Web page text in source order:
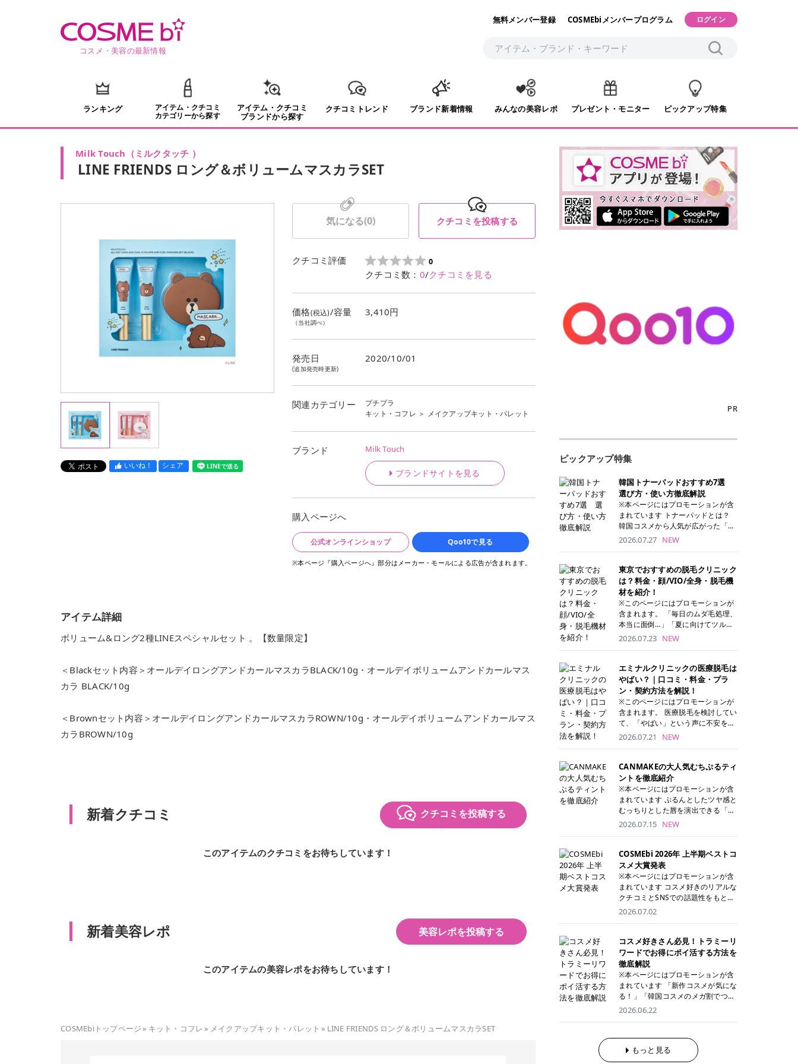
コスメ・美容の最新情報
無料メンバー登録 COSMEbiメンバープログラム ログイン
ランキング
アイテム・クチコミ
カテゴリーから探す
アイテム・クチコミ
ブランドから探す
クチコミトレンド ブランド新着情報 みんなの美容レポ プレゼント・モニター ピックアップ特集
Milk Touch （ ミルクタッチ ）
LINE FRIENDS ロング＆ボリュームマスカラSET
いいね！ シェア LINEで送る
気になる(0) クチコミを投稿する
クチコミ評価 0
クチコミ数： 0/クチコミを見る
価格(税込)/容量
（当社調べ）
3,410円
発売日
(追加発売時更新)
2020/10/01
関連カテゴリー
プチプラ
キット・コフレ ＞ メイクアップキット・パレット
ブランド Milk Touch
ブランドサイトを見る
購入ページへ
公式オンラインショップ Qoo10で見る
※本ページ『購入ページへ』部分はメーカー・モールによる広告が含まれます。
アイテム詳細
ボリューム&ロング2種LINEスペシャルセット 。【数量限定】
＜Blackセット内容＞オールデイロングアンドカールマスカラBLACK/10g・オールデイボリュームアンドカールマス
カラ BLACK/10g
＜Brownセット内容＞オールデイロングアンドカールマスカラROWN/10g・オールデイボリュームアンドカールマス
カラBROWN/10g
新着クチコミ クチコミを投稿する
このアイテムのクチコミをお待ちしています！
新着美容レポ 美容レポを投稿する
このアイテムの美容レポをお待ちしています！
COSMEbiトップページ» キット・コフレ» メイクアップキット・パレット » LINE FRIENDS ロング＆ボリュームマスカラSET
PR
ピックアップ特集
韓国トナーパッドおすすめ7選
選び方・使い方徹底解説
※本ページにはプロモーションが含
まれています トナーパッドとは？
韓国コスメから人気が広がった「ト
ナーパッド」は、化粧水や美容液を
トナーパッドは洗顔後に肌をやさし
く拭き取ることで、古い角質や余分
な皮脂汚れをオフしながら、うるお
いを与えられるのが特徴✨ さらに、
気になる部分には数分のせて部分用
パックとしても使用できるため、1
両方を叶えられます。 韓国コスメブ
ランドを中心に人気を集めていまし
たが、現在では日本でも定番のスキ
ンケアアイテムとして幅広い世代に
愛用されています。 トナーパッドの
特徴 トナーパッドと拭き取り化粧水
の違い 「トナーパッド」と「拭き取
り化粧水」はどちらも洗顔後に使用
するスキンケアアイテムですが、使
い方や特徴に違いがあります。 トナ
ーパッドは、化粧水があらかじめパ
ッドに含まれているため、コットン
を用意する手間がなく、忙しい朝で
もサッと使えるのが魅力です。 ま
た、保湿成分を豊富に配合した商品
が多く、拭き取り後にそのまま部分
用パックとして使えるトナーパッド
も増えています。 一方、拭き取り化
粧水は液体タイプのため、コットン
整しやすく、お気に入りの化粧水を
使いたい方やコストを抑えて続けた
い方にもおすすめです。 トナーパッ
ドのメリット トナーパッドは、角質
ケア・保湿ケア・部分用パックまで
1枚で行える便利なスキンケアアイ
テムです。 ここでは、トナーパッド
す。 古い角質や皮脂汚れをやさしく
オフ トナーパッドを使用すること
で、洗顔だけでは落としきれない古
い角質や余分な皮脂汚れをやさしく
拭き取り、なめらかな肌へ整えま
す。 保湿ケアまで1枚でできる 保湿
成分を配合したトナーパッドなら、
ケアにもぴったりです。 部分パック
としても使える 多くのトナーパッド
は、乾燥が気になる頬や額、小鼻な
2026.07.27 NEW
東京でおすすめの脱毛クリニック
は？料金・顔/VIO/全身・脱毛機
材を紹介！
※このページにはプロモーションが
含まれます。 「毎日のムダ毛処理、
本当に面倒…」「夏に向けてツルツ
ル肌になりたい！」 そう思って東京
べばいいの？と迷ってしまいますよ
ね。 この記事では、医療脱毛の基本
から、東京で特に通いやすいフレイ
アクリニック・レジーナクリニッ
ク・エミナルクリニック・リゼクリ
ニックの4院について、分かりやす
リニックを見つけて、面倒な自己処
理から卒業しちゃいましょう♪ クリ
ニック 全身＋VIO 全身＋VIO＋顔 特
徴 脱毛器 詳細 フレイアクリニック
52,800円(税込)/5回 94,600円(税
込)/5回 肌への負担に配慮しなが
ら、コストパフォーマンスも重視し
たい方に！ メディオスターモノリス
メディオスターNeXT PRO 公式サイ
ト> レジーナクリニック 52,800円
(税込)/5回 99,000円(税込)/5回 ジェ
ントルシリーズを選べるため、脱毛
機にこだわりたい方におすすめ！ ジ
ェントルマックスプロ ジェントルマ
ックスプロプラス ジェントルレーズ
プロ ソプラノチタニウム 公式サイ
ト> エミナルクリニック 49,500円
(税込)/6回 93,500円(税込)/6回 エミ
定！月々払いも安くて通いやすい ク
リスタルプロ 公式サイト> リゼクリ
ニック 109,800円(税込)/5回 144,80
0円(税込)/5回 毛質に合わせて脱毛
機を選択可能！有効期限も5年と長
くマイペースに通いやすい ラシャ
メディオスターNeXT PRO ジェント
ルYAGプロ 公式サイト> ｜そもそも
うの？ 脱毛を考えたときに、まず悩
むのが「医療脱毛とエステ脱毛、ど
2026.07.23 NEW
エミナルクリニックの医療脱毛は
やばい？｜口コミ・料金・プラ
ン・契約方法を解説！
※このページにはプロモーションが
含まれます。 医療脱毛を検討してい
て、「やばい」という声に不安を抱
える方も多いのではないでしょう
体系をはじめ、学生や友人同士でお
得になる割引キャンペーン、無料カ
ウンセリングから施術までの具体的
なステップを分かりやすく解説しま
す。 これから手軽に全身医療脱毛を
後までチェックして、ご自身にぴっ
ください！ クリニック 全身＋VIO
全身＋VIO＋顔 特徴 脱毛器 詳細 フ
レイアクリニック 52,800円(税込)/5
回 94,600円(税込)/5回 肌への負担
に配慮しながら、コストパフォーマ
ンスも重視したい方に！ メディオス
ターモノリス メディオスターNeXT
PRO 公式サイト> レジーナクリニッ
ク 52,800円(税込)/5回 99,000円(税
込)/5回 ジェントルシリーズを選べ
るため、脱毛機にこだわりたい方に
おすすめ！ ジェントルマックスプロ
ジェントルマックスプロプラス ジェ
ントルレーズプロ ソプラノチタニウ
ム 公式サイト> エミナルクリニック
49,500円(税込)/6回 93,500円(税
込)/6回 エミナルクリニックの始め
通いやすい クリスタルプロ 公式サ
イト> リゼクリニック 109,800円(税
2026.07.21 NEW
CANMAKEの大人気むちぷるティ
ントを徹底紹介
※本ページにはプロモーションが含
まれています ぷるんとしたツヤ感と
むっちりとした唇を演出できる「C
ANMAKE（キャンメイク）むちぷる
湿ケアも叶えられることから、SNS
でも話題の人気リップです。 「自分
にはどのカラーが似合う？」「イエ
ベ・ブルベ別のおすすめは？」と気
になっている方も多いのではないで
とともにご紹介！それぞれの色味や
なメイクに合うのかまで詳しく解説
します✨ ※メイクアップ効果による
CANMAKE むちぷるティントとは？
CANMAKE むちぷるティントは、テ
ィント・プランパー・保湿ケアを1
本で叶えるリップです。 するすると
塗れるなめらかなテクスチャーで、
縦ジワをカバーしながら、むっちり
としたツヤのある唇を演出します。
るため、乾燥しにくくデイリー使い
にもぴったり！ アイテム詳細を見る
2026.07.15 NEW
COSMEbi 2026年 上半期ベストコ
スメ大賞発表
※本ページにはプロモーションが含
まれています コスメ好きのリアルな
クチコミとSNSでの話題性をもとに
選出された、COSMEbi 2026年上半
た名品たちを、カテゴリ別にご紹介
します。 本記事では、2025年11月
～2026年4月までの半年間におい
て、COSMEbi内でのクチコミとSN
Sでの話題性を元に選出されたコス
メやスキンケアなどの化粧品を「総
国コスメ」に分けて1位～3位までを
ランキング形式で発表！ 2026年上
半期 総合大賞 AMUSE（アミュー
ズ）「 ジェルフィットグロス」 👑
「ジェルフィットグロス」の特徴 唇
2026.07.02
コスメ好きさん必見！トラミーリ
ワードでお得にポイ活する方法を
徹底解説
※本ページにはプロモーションが含
まれています 「新作コスメが気にな
る！」「韓国コスメのメガ割でつい
買いすぎてしまう……」 そんな美容
を少し工夫するだけでポイントを貯
められるため、コスメやスキンケア
にかかる費用を少しでも抑えたい方
2026.06.22
もっと見る